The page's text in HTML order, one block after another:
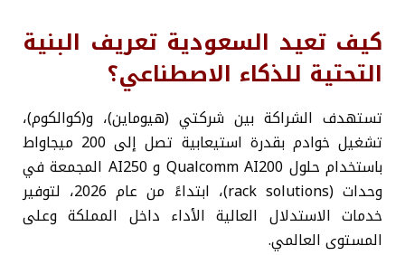
كيف تعيد السعودية تعريف البنية
التحتية للذكاء الاصطناعي؟
تستهدف الشراكة بين شركتي (هيوماين)، و(كوالكوم)،
تشغيل خوادم بقدرة استيعابية تصل إلى 200 ميجاواط
باستخدام حلول Qualcomm AI200 و AI250 المجمعة في
وحدات (rack solutions)، ابتداءً من عام 2026، لتوفير
خدمات الاستدلال العالية الأداء داخل المملكة وعلى
المستوى العالمي.